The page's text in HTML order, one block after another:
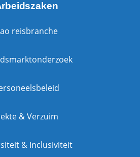
reisbranche
& Verzuim
& Inclusiviteit